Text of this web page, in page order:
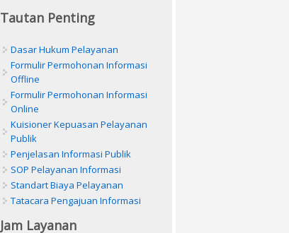
Tautan Penting
Dasar Hukum Pelayanan
Formulir Permohonan Informasi
Offline
Formulir Permohonan Informasi
Online
Kuisioner Kepuasan Pelayanan
Publik
Penjelasan Informasi Publik
SOP Pelayanan Informasi
Standart Biaya Pelayanan
Tatacara Pengajuan Informasi
Jam Layanan